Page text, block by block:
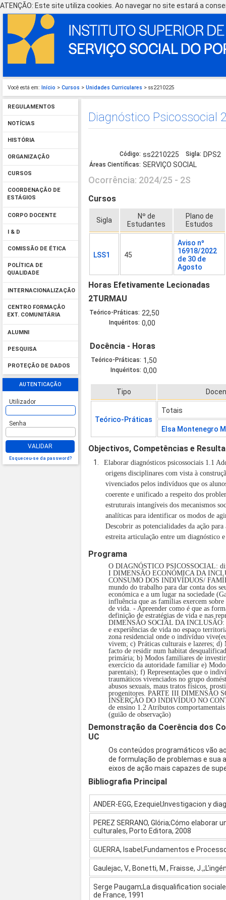
ATENÇÃO: Este site utiliza cookies. Ao navegar no site estará a
Você está em: Início > Cursos > Unidades Curriculares > ss2210225
REGULAMENTOS
NOTÍCIAS
HISTÓRIA
ORGANIZAÇÃO
CURSOS
COORDENAÇÃO DE
ESTÁGIOS
CORPO DOCENTE
I & D
COMISSÃO DE ÉTICA
POLÍTICA DE
QUALIDADE
INTERNACIONALIZAÇÃO
CENTRO FORMAÇÃO
EXT. COMUNITÁRIA
ALUMNI
PESQUISA
PROTEÇÃO DE DADOS
AUTENTICAÇÃO
Utilizador
Senha
VALIDAR
Esqueceu-se da password?
Diagnóstico Psicossocial
Código: ss2210225 Sigla: DPS2
Áreas Científicas: SERVIÇO SOCIAL
Ocorrência: 2024/25 - 2S
Cursos
Sigla
Nº de
Estudantes
Plano de
Estudos
LSS1 45
Aviso nº
16918/2022
de 30 de
Agosto
Horas Efetivamente Lecionadas
2TURMAU
Teórico-Práticas: 22,50
Inquéritos: 0,00
Docência - Horas
Teórico-Práticas: 1,50
Inquéritos: 0,00
Tipo
Teórico-Práticas
Totais
Elsa Montenegro
Objectivos, Competências e
1.
Elaborar diagnósticos psicossociais 1.1
origens disciplinares com vista à
vivenciados pelos indivíduos que os
coerente e unificado a respeito dos
estruturais intangíveis dos mecanismos
analíticas para identificar os modos de
Descobrir as potencialidades da ação
estreita articulação entre um diagnóstico
Programa
O DIAGNÓSTICO PSICOSSOCIAL:
I DIMENSÃO ECONÓMICA DA
CONSUMO DOS INDIVÍDUOS/
mundo do trabalho para dar conta dos
económica e a um lugar na sociedade
influência que as famílias exercem
de vida. - Apreender como é que as
definição de estratégias de vida e nas
DIMENSÃO SOCIAL DA INCLUSÃO:
e experiências de vida no espaço
zona residencial onde o indivíduo
vivem; c) Práticas culturais e lazeres; d)
facto de residir num habitat
primária; b) Modos familiares de
exercício da autoridade familiar e)
parentais); f) Representações que o
traumáticos vivenciados no grupo
abusos sexuais, maus tratos físicos,
progenitores. PARTE III DIMENSÃO
INSERÇÃO DO INDIVÍDUO NO
de ensino 1.2 Atributos
(guião de observação)
Demonstração da Coerência dos
UC
Os conteúdos programáticos vão
de formulação de problemas e sua
eixos de ação mais capazes de
Bibliografia Principal
ANDER-EGG, Ezequiel;Investigacion y
PEREZ SERRANO, Glória;Cómo
culturales, Porto Editora, 2008
GUERRA, Isabel;Fundamentos e
Gaulejac, V., Bonetti, M., Fraisse,
Serge Paugam;La disqualification
de France, 1991